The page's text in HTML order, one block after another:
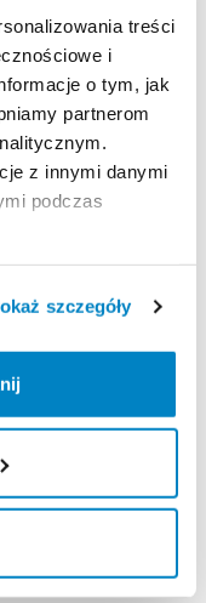
treści
i
o tym, jak
partnerom
z innymi danymi
podczas
szczegóły